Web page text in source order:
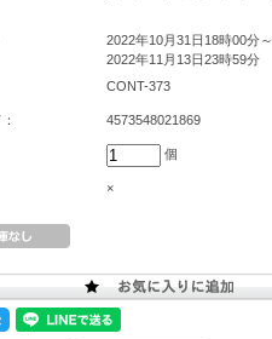
2022年10月31日18時00分～
2022年11月13日23時59分
CONT-373
4573548021869
個
×